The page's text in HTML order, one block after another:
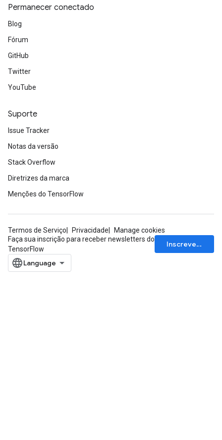
Permanecer conectado
Blog
Fórum
GitHub
Twitter
YouTube
Suporte
Issue Tracker
Notas da versão
Stack Overflow
Diretrizes da marca
Menções do TensorFlow
Termos de Serviço Privacidade
Manage cookies
Faça sua inscrição para receber newsletters do
TensorFlow
Inscrever-se